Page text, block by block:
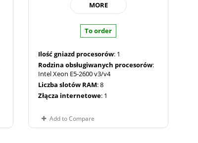
MORE
To order
Ilość gniazd procesorów: 1
Rodzina obsługiwanych procesorów:
Intel Xeon E5-2600 v3/v4
Liczba slotów RAM: 8
Złącza internetowe: 1
Add to Compare